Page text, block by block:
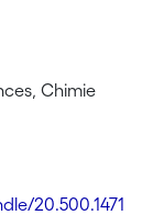
Chimie
20.500.1471